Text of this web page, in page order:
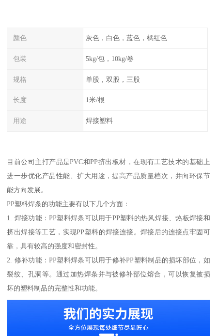
颜色 灰色，白色，蓝色，橘红色
包装 5kg/包，10kg/卷
规格 单股，双股，三股
长度 1米/根
用途 焊接塑料
目前公司主打产品是PVC和PP挤出板材，在现有工艺技术的基础上
进一步优化产品性能、扩大用途，提高产品质量档次，并向环保节
能方向发展。
PP塑料焊条的功能主要有以下几个方面：
1. 焊接功能：PP塑料焊条可以用于PP塑料的热风焊接、热板焊接和
挤出焊接等工艺，实现PP塑料的焊接连接。焊接后的连接点牢固可
靠，具有较高的强度和密封性。
2. 修补功能：PP塑料焊条可以用于修补PP塑料制品的损坏部位，如
裂纹、孔洞等。通过加热焊条并与被修补部位熔合，可以恢复被损
坏的塑料制品的完整性和功能。